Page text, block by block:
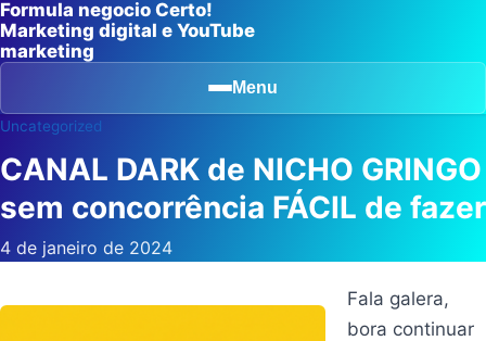
Formula negocio Certo!
Marketing digital e YouTube
marketing
Menu
Uncategorized
CANAL DARK de NICHO GRINGO
sem concorrência FÁCIL de fazer
4 de janeiro de 2024
Fala galera,
bora continuar